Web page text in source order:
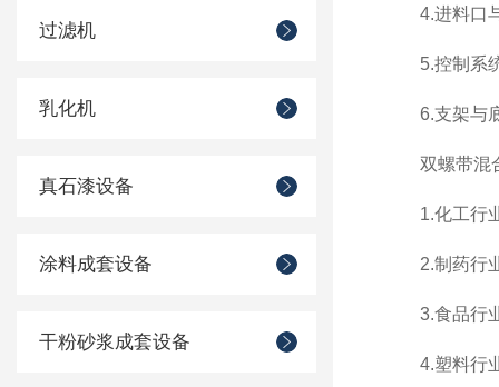
过滤机
乳化机
真石漆设备
涂料成套设备
干粉砂浆成套设备
4.进料口与
5.控制系统
6.支架与底
双螺带混合
1.化工行业
2.制药行业
3.食品行业
4.塑料行业